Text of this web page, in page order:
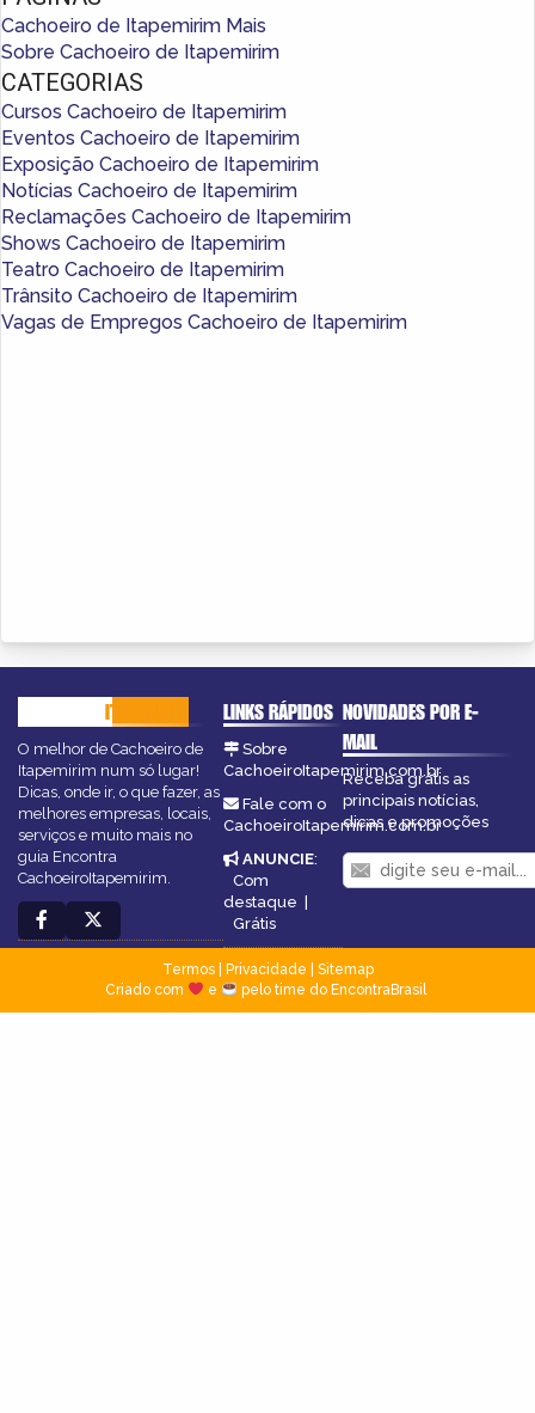
Cachoeiro de Itapemirim Mais
Sobre Cachoeiro de Itapemirim
CATEGORIAS
Cursos Cachoeiro de Itapemirim
Eventos Cachoeiro de Itapemirim
Exposição Cachoeiro de Itapemirim
Notícias Cachoeiro de Itapemirim
Reclamações Cachoeiro de Itapemirim
Shows Cachoeiro de Itapemirim
Teatro Cachoeiro de Itapemirim
Trânsito Cachoeiro de Itapemirim
Vagas de Empregos Cachoeiro de Itapemirim
ITAPEMIRIM
O melhor de Cachoeiro de
Itapemirim num só lugar!
Dicas, onde ir, o que fazer, as
melhores empresas, locais,
serviços e muito mais no
guia Encontra
CachoeiroItapemirim.
LINKS RÁPIDOS
Sobre
CachoeiroItapemirim.com.br
Fale com o
CachoeiroItapemirim.com.br
ANUNCIE:
Com
destaque
Grátis
NOVIDADES POR E-
MAIL
Receba grátis as
principais notícias,
dicas e promoções
Termos| Privacidade
Sitemap
Criado com
e pelo time do EncontraBrasil